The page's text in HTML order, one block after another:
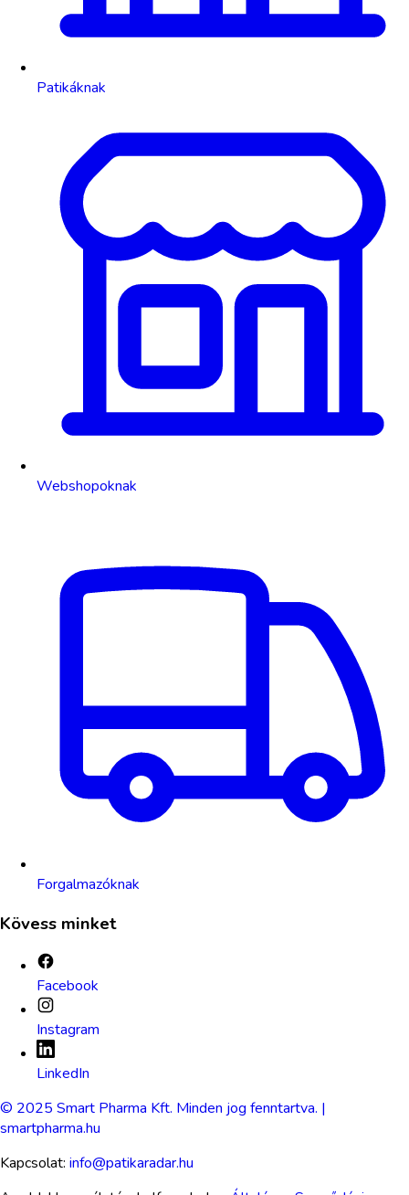
Patikáknak
Webshopoknak
Forgalmazóknak
Kövess minket
Facebook
Instagram
LinkedIn
© 2025 Smart Pharma Kft. Minden jog fenntartva. |
smartpharma.hu
Kapcsolat: info@patikaradar.hu